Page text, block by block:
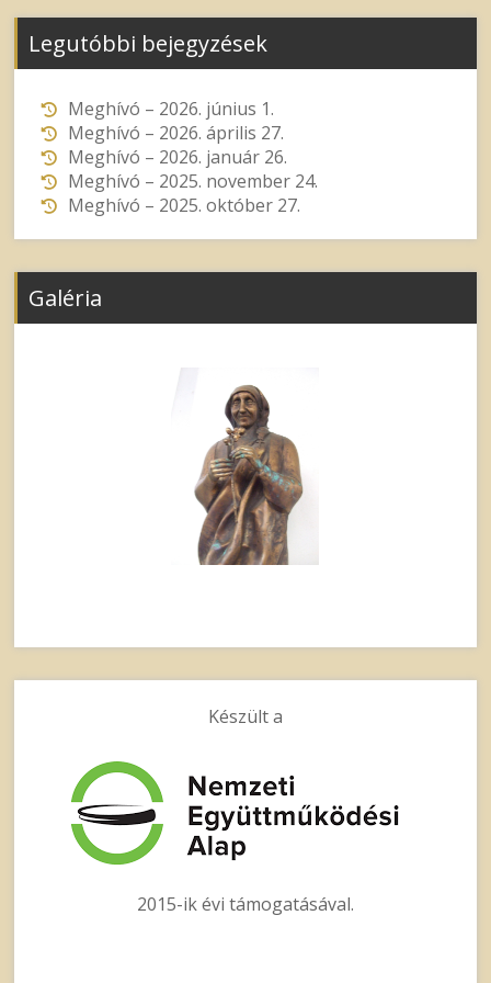
Legutóbbi bejegyzések
Meghívó – 2026. június 1.
Meghívó – 2026. április 27.
Meghívó – 2026. január 26.
Meghívó – 2025. november 24.
Meghívó – 2025. október 27.
Galéria
Készült a
2015-ik évi támogatásával.